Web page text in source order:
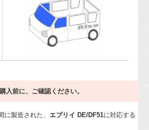
入前に、ご確認ください。
に製造された、 エブリイ DE/DF51に対応する